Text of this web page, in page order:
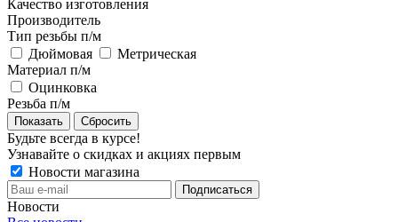
Качество изготовления
Производитель
Тип резьбы п/м
Дюймовая
Метрическая
Материал п/м
Оцинковка
Резьба п/м
Сбросить
Будьте всегда в курсе!
Узнавайте о скидках и акциях первым
Новости магазина
Новости